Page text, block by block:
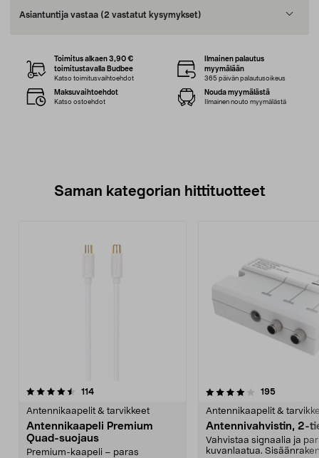
Asiantuntija vastaa (2 vastatut kysymykset)
Toimitus alkaen 3,90 €
toimitustavalla Budbee
Katso toimitusvaihtoehdot
Ilmainen palautus
myymälään
365 päivän palautusoikeus
Maksuvaihtoehdot
Katso ostoehdot
Nouda myymälästä
Ilmainen nouto myymälästä
Saman kategorian hittituotteet
114arvostelut
Antennikaapelit & tarvikkeet
Antennikaapeli Premium
Quad-suojaus
Premium-kaapeli – paras
4.0 viidestä
195arvostelut
Antennikaapelit &
Antennivahvistin, 2-
Vahvistaa signaalia ja
kuvanlaatua.
4.0 viidestä